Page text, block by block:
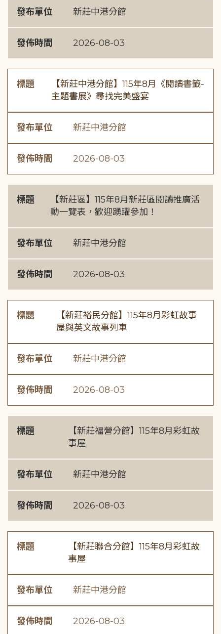
發布單位 新莊中港分館
發佈時間 2026-08-03
標題
【新莊中港分館】115年8月《閱讀書籤-
主題書展》尋找完美盛宴
發布單位 新莊中港分館
發佈時間 2026-08-03
標題
【新莊區】115年8月新莊區閱讀推廣活
動一覽表，歡迎踴躍參加！
發布單位 新莊中港分館
發佈時間 2026-08-03
標題
【新莊裕民分館】115年8月彩虹故事
屋與英文故事列車
發布單位 新莊中港分館
發佈時間 2026-08-03
標題
【新莊福營分館】115年8月彩虹故
事屋
發布單位 新莊中港分館
發佈時間 2026-08-03
標題
【新莊聯合分館】115年8月彩虹故
事屋
發布單位 新莊中港分館
發佈時間 2026-08-03